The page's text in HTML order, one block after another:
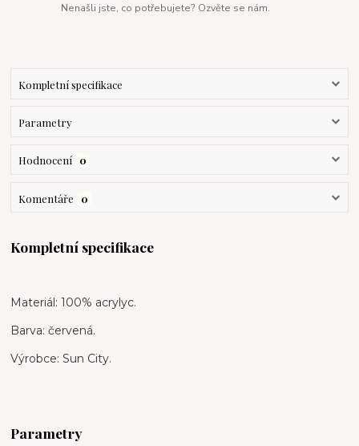
Nenašli jste, co potřebujete? Ozvěte se nám.
Kompletní specifikace
Parametry
Hodnocení 0
Komentáře 0
Kompletní specifikace
Materiál: 100% acrylyc.
Barva: červená.
Výrobce: Sun City.
Parametry